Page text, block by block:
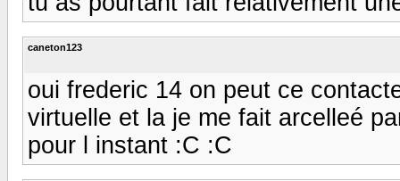
caneton123
oui frederic 14 on peut ce
virtuelle et la je me fait arcelleé
pour l instant :C :C